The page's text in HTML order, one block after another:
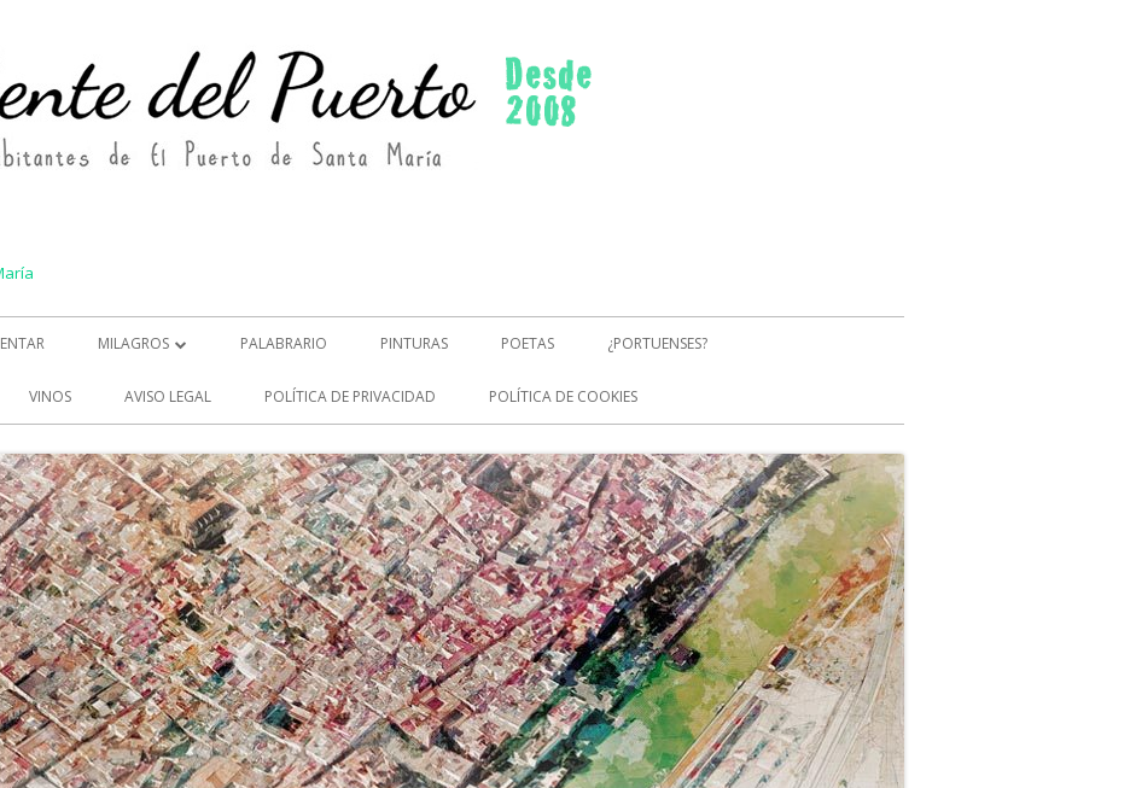
MILAGROS
MILAGROS (2)
PALABRARIO PINTURAS POETAS ¿PORTUENSES?
VINOS AVISO LEGAL POLÍTICA DE PRIVACIDAD POLÍTICA DE COOKIES